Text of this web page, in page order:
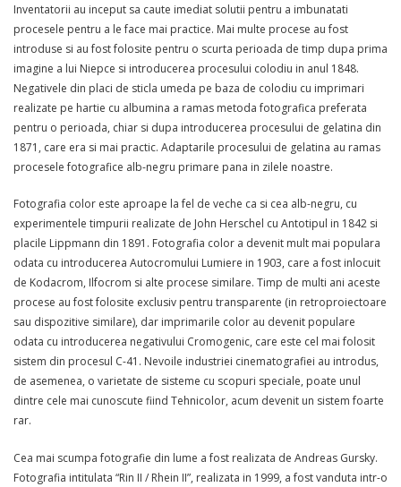
Inventatorii au inceput sa caute imediat solutii pentru a imbunatati
procesele pentru a le face mai practice. Mai multe procese au fost
introduse si au fost folosite pentru o scurta perioada de timp dupa prima
imagine a lui Niepce si introducerea procesului colodiu in anul 1848.
Negativele din placi de sticla umeda pe baza de colodiu cu imprimari
realizate pe hartie cu albumina a ramas metoda fotografica preferata
pentru o perioada, chiar si dupa introducerea procesului de gelatina din
1871, care era si mai practic. Adaptarile procesului de gelatina au ramas
procesele fotografice alb-negru primare pana in zilele noastre.
Fotografia color este aproape la fel de veche ca si cea alb-negru, cu
experimentele timpurii realizate de John Herschel cu Antotipul in 1842 si
placile Lippmann din 1891. Fotografia color a devenit mult mai populara
odata cu introducerea Autocromului Lumiere in 1903, care a fost inlocuit
de Kodacrom, Ilfocrom si alte procese similare. Timp de multi ani aceste
procese au fost folosite exclusiv pentru transparente (in retroproiectoare
sau dispozitive similare), dar imprimarile color au devenit populare
odata cu introducerea negativului Cromogenic, care este cel mai folosit
sistem din procesul C-41. Nevoile industriei cinematografiei au introdus,
de asemenea, o varietate de sisteme cu scopuri speciale, poate unul
dintre cele mai cunoscute fiind Tehnicolor, acum devenit un sistem foarte
rar.
Cea mai scumpa fotografie din lume a fost realizata de Andreas Gursky.
Fotografia intitulata “Rin II / Rhein II”, realizata in 1999, a fost vanduta intr-o